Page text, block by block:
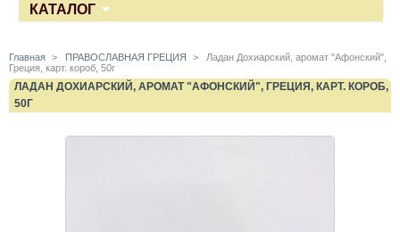
КАТАЛОГ
Главная > ПРАВОСЛАВНАЯ ГРЕЦИЯ >
Ладан Дохиарский, аромат "Афонский",
Греция, карт. короб, 50г
ЛАДАН ДОХИАРСКИЙ, АРОМАТ "АФОНСКИЙ", ГРЕЦИЯ, КАРТ. КОРОБ,
50Г